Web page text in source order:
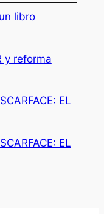
libro
y reforma
SCARFACE: EL
SCARFACE: EL